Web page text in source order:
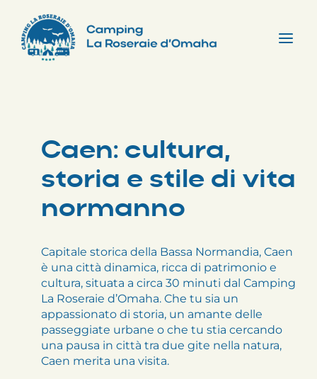
content
Caen: cultura,
storia e stile di vita
normanno
Capitale storica della Bassa Normandia, Caen
è una città dinamica, ricca di patrimonio e
cultura, situata a circa 30 minuti dal Camping
La Roseraie d’Omaha. Che tu sia un
appassionato di storia, un amante delle
passeggiate urbane o che tu stia cercando
una pausa in città tra due gite nella natura,
Caen merita una visita.